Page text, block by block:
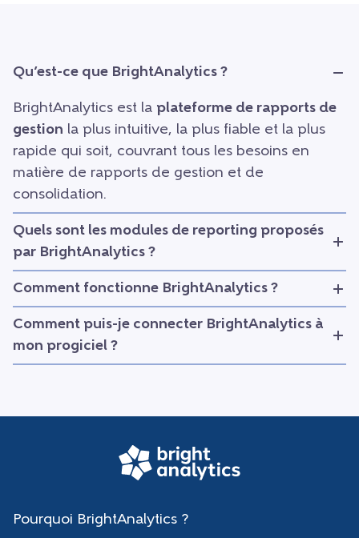
Qu’est-ce que BrightAnalytics ?
BrightAnalytics est la plateforme de rapports de
gestion la plus intuitive, la plus fiable et la plus
rapide qui soit, couvrant tous les besoins en
matière de rapports de gestion et de
consolidation.
Quels sont les modules de reporting proposés
par BrightAnalytics ?
Comment fonctionne BrightAnalytics ?
Comment puis-je connecter BrightAnalytics à
mon progiciel ?
Pourquoi BrightAnalytics ?